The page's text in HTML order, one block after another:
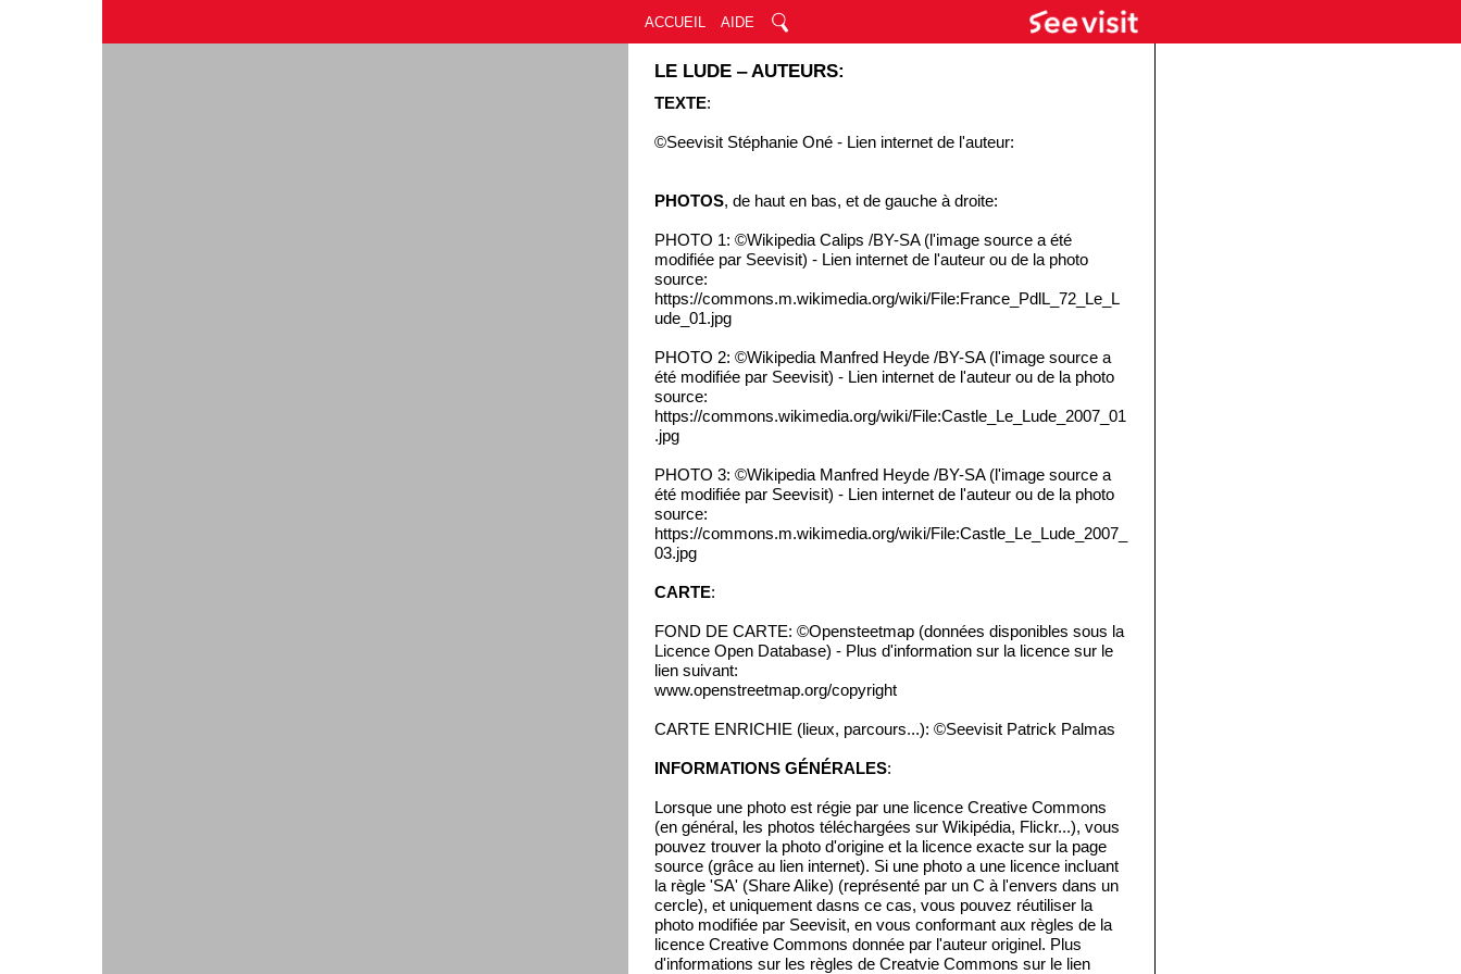
ACCUEIL AIDE
LE LUDE ‒ AUTEURS:
TEXTE:
©Seevisit Stéphanie Oné - Lien internet de l'auteur:
PHOTOS, de haut en bas, et de gauche à droite:
PHOTO 1: ©Wikipedia Calips /BY-SA (l'image source a été
modifiée par Seevisit) - Lien internet de l'auteur ou de la photo
source:
https://commons.m.wikimedia.org/wiki/File:France_PdlL_72_Le_L
ude_01.jpg
PHOTO 2: ©Wikipedia Manfred Heyde /BY-SA (l'image source a
été modifiée par Seevisit) - Lien internet de l'auteur ou de la photo
source:
https://commons.wikimedia.org/wiki/File:Castle_Le_Lude_2007_01
.jpg
PHOTO 3: ©Wikipedia Manfred Heyde /BY-SA (l'image source a
été modifiée par Seevisit) - Lien internet de l'auteur ou de la photo
source:
https://commons.m.wikimedia.org/wiki/File:Castle_Le_Lude_2007_
03.jpg
CARTE:
FOND DE CARTE: ©Opensteetmap (données disponibles sous la
Licence Open Database) - Plus d'information sur la licence sur le
lien suivant:
www.openstreetmap.org/copyright
CARTE ENRICHIE (lieux, parcours...): ©Seevisit Patrick Palmas
INFORMATIONS GÉNÉRALES:
Lorsque une photo est régie par une licence Creative Commons
(en général, les photos téléchargées sur Wikipédia, Flickr...), vous
pouvez trouver la photo d'origine et la licence exacte sur la page
source (grâce au lien internet). Si une photo a une licence incluant
la règle 'SA' (Share Alike) (représenté par un C à l'envers dans un
cercle), et uniquement dasns ce cas, vous pouvez réutiliser la
photo modifiée par Seevisit, en vous conformant aux règles de la
licence Creative Commons donnée par l'auteur originel. Plus
d'informations sur les règles de Creatvie Commons sur le lien